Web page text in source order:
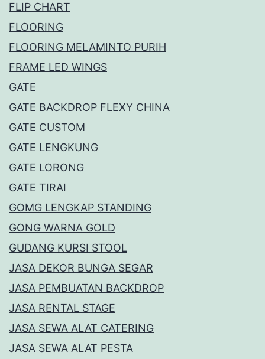
FLIP CHART
FLOORING
FLOORING MELAMINTO PURIH
FRAME LED WINGS
GATE
GATE BACKDROP FLEXY CHINA
GATE CUSTOM
GATE LENGKUNG
GATE LORONG
GATE TIRAI
GOMG LENGKAP STANDING
GONG WARNA GOLD
GUDANG KURSI STOOL
JASA DEKOR BUNGA SEGAR
JASA PEMBUATAN BACKDROP
JASA RENTAL STAGE
JASA SEWA ALAT CATERING
JASA SEWA ALAT PESTA